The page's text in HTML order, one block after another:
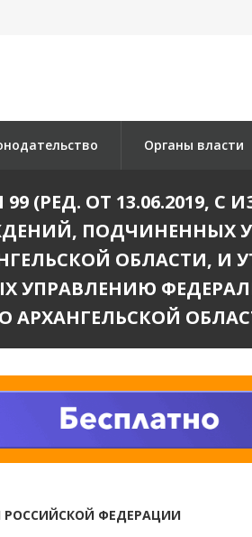
Органы власти
(РЕД. ОТ 13.06.2019,
ПОДЧИНЕННЫХ
ОБЛАСТИ, И
УПРАВЛЕНИЮ
АРХАНГЕЛЬСКОЙ
ФЕДЕРАЦИИ